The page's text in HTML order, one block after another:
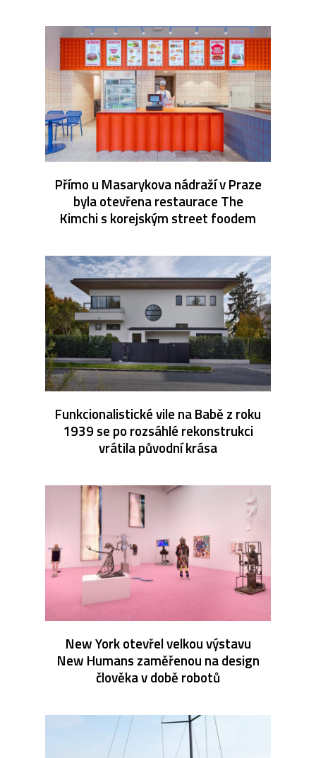
Přímo u Masarykova nádraží v Praze
byla otevřena restaurace The
Kimchi s korejským street foodem
Funkcionalistické vile na Babě z roku
1939 se po rozsáhlé rekonstrukci
vrátila původní krása
New York otevřel velkou výstavu
New Humans zaměřenou na design
člověka v době robotů